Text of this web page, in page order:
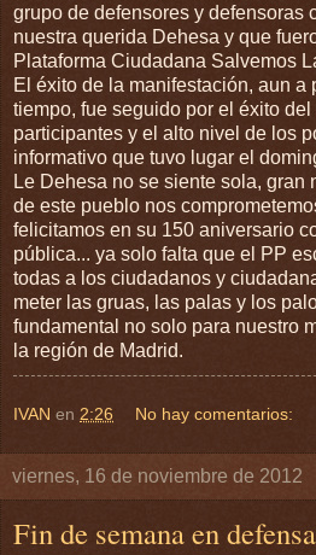
grupo de defensores y defensoras
nuestra querida Dehesa y que
Plataforma Ciudadana Salvemos
El éxito de la manifestación, aun a
tiempo, fue seguido por el éxito
participantes y el alto nivel de los
informativo que tuvo lugar el
Le Dehesa no se siente sola, gran
de este pueblo nos
felicitamos en su 150 aniversario
pública... ya solo falta que el PP
todas a los ciudadanos y
meter las gruas, las palas y los
fundamental no solo para nuestro
la región de Madrid.
IVAN en 2:26 No hay comentarios:
viernes, 16 de noviembre de 2012
Fin de semana en